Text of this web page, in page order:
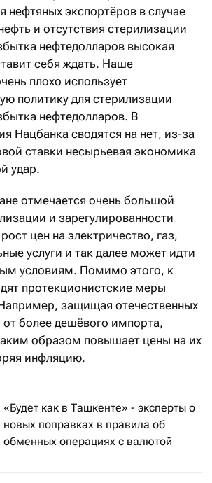
нефтяных экспортёров в случае
и отсутствия стерилизации
нефтедолларов высокая
себя ждать. Наше
плохо использует
политику для стерилизации
нефтедолларов. В
Нацбанка сводятся на нет, из-за
ставки несырьевая экономика
удар.
отмечается очень большой
и зарегулированности
цен на электричество, газ,
услуги и так далее может идти
условиям. Помимо этого, к
протекционистские меры
защищая отечественных
от более дешёвого импорта,
образом повышает цены на их
инфляцию.
«Будет как в Ташкенте» - эксперты о
новых поправках в правила об
обменных операциях с валютой